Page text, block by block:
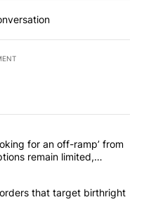
articles in the last
general is ‘looking for an
for an off-ramp’ from
remain limited,
executive orders that
that target birthright